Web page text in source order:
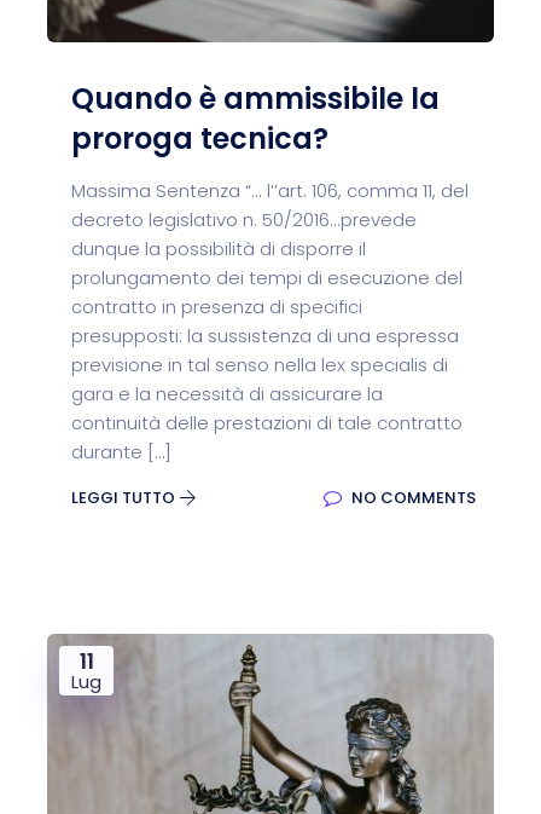
Quando è ammissibile la
proroga tecnica?
Massima Sentenza “... l’’art. 106, comma 11, del
decreto legislativo n. 50/2016...prevede
dunque la possibilità di disporre il
prolungamento dei tempi di esecuzione del
contratto in presenza di specifici
presupposti: la sussistenza di una espressa
previsione in tal senso nella lex specialis di
gara e la necessità di assicurare la
continuità delle prestazioni di tale contratto
durante […]
LEGGI TUTTO NO COMMENTS
11
Lug